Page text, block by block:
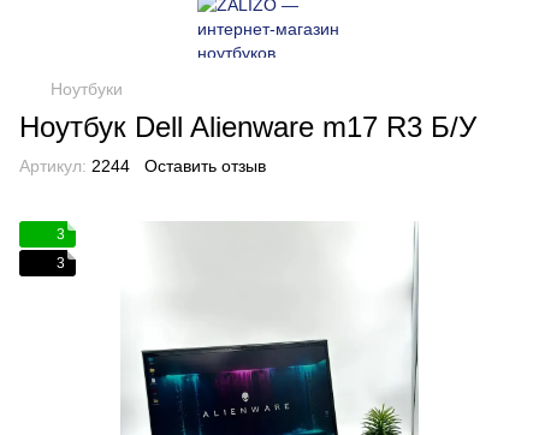
Ноутбуки
Ноутбук Dell Alienware m17 R3 Б/У
Артикул: 2244 Оставить отзыв
3
3